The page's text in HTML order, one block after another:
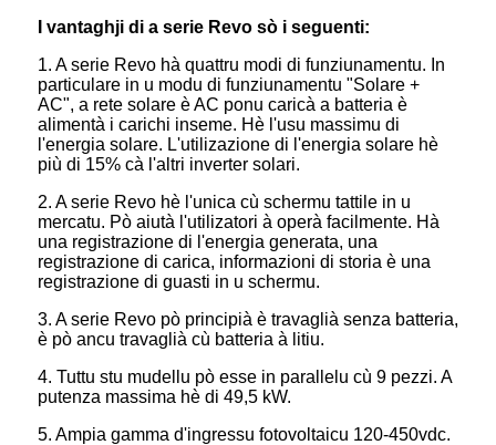
I vantaghji di a serie Revo sò i seguenti:
1. A serie Revo hà quattru modi di funziunamentu. In
particulare in u modu di funziunamentu "Solare +
AC", a rete solare è AC ponu caricà a batteria è
alimentà i carichi inseme. Hè l'usu massimu di
l'energia solare. L'utilizazione di l'energia solare hè
più di 15% cà l'altri inverter solari.
2. A serie Revo hè l'unica cù schermu tattile in u
mercatu. Pò aiutà l'utilizatori à operà facilmente. Hà
una registrazione di l'energia generata, una
registrazione di carica, informazioni di storia è una
registrazione di guasti in u schermu.
3. A serie Revo pò principià è travaglià senza batteria,
è pò ancu travaglià cù batteria à litiu.
4. Tuttu stu mudellu pò esse in parallelu cù 9 pezzi. A
putenza massima hè di 49,5 kW.
5. Ampia gamma d'ingressu fotovoltaicu 120-450vdc.